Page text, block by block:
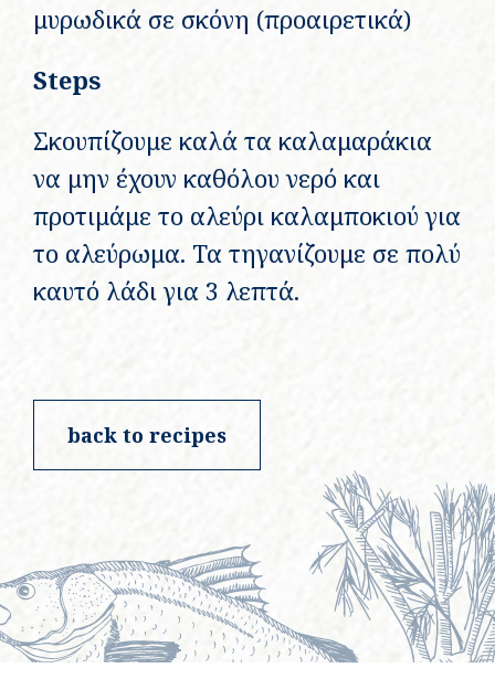
μυρωδικά σε σκόνη (προαιρετικά)
Steps
Σκουπίζουμε καλά τα καλαμαράκια
να μην έχουν καθόλου νερό και
προτιμάμε το αλεύρι καλαμποκιού για
το αλεύρωμα. Τα τηγανίζουμε σε πολύ
καυτό λάδι για 3 λεπτά.
back to recipes
©atlantidastores 2020. Designed by
. Developed by
.